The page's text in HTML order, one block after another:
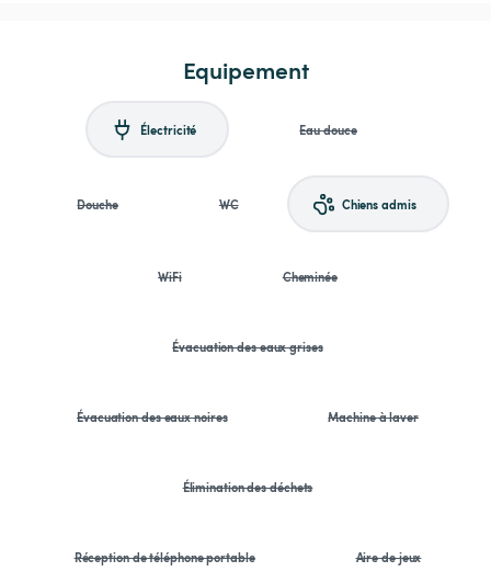
Equipement
Électricité Eau douce
Douche WC Chiens admis
WiFi Cheminée
Évacuation des eaux grises
Évacuation des eaux noires Machine à laver
Élimination des déchets
Réception de téléphone portable Aire de jeux